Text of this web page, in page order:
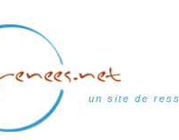
un site de